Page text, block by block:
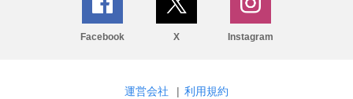
Facebook X Instagram
運営会社 | 利用規約